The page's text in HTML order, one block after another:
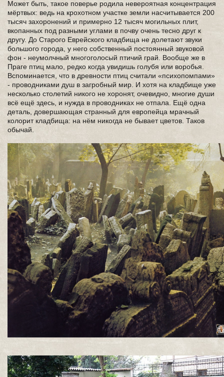
Может быть, такое поверье родила невероятная концентрация
мёртвых: ведь на крохотном участке земли насчитывается 200
тысяч захоронений и примерно 12 тысяч могильных плит,
вкопанных под разными углами в почву очень тесно друг к
другу. До Старого Еврейского кладбища не долетают звуки
большого города, у него собственный постоянный звуковой
фон - неумолчный многоголосый птичий грай. Вообще же в
Праге птиц мало, редко когда увидишь голубя или воробья.
Вспоминается, что в древности птиц считали «психопомпами»
- проводниками душ в загробный мир. И хотя на кладбище уже
несколько столетий никого не хоронят, очевидно, многие души
всё ещё здесь, и нужда в проводниках не отпала. Ещё одна
деталь, довершающая странный для европейца мрачный
колорит кладбища: на нём никогда не бывает цветов. Таков
обычай.